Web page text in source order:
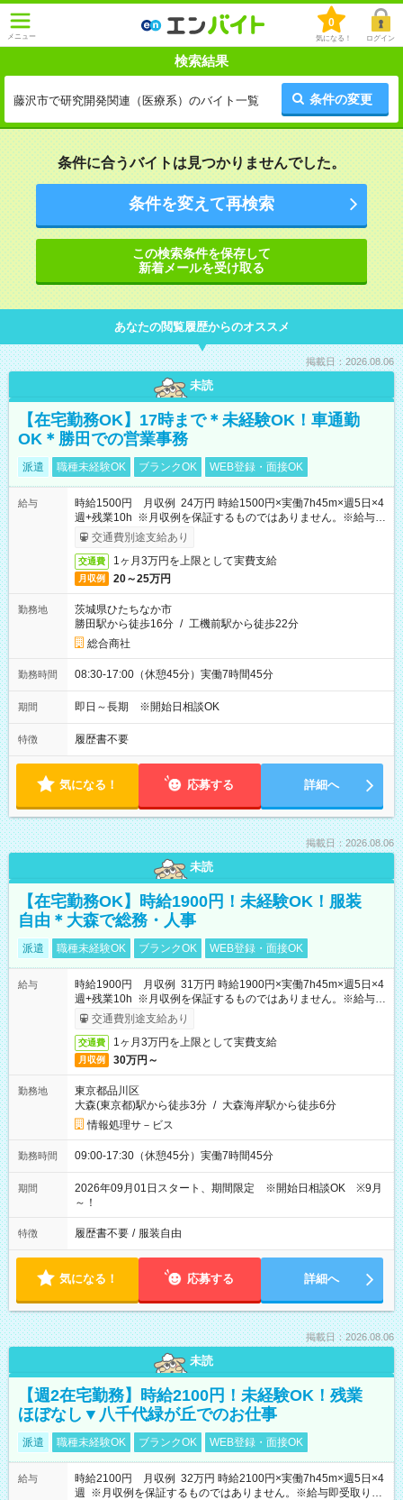
メニュー
0
気になる！ ログイン
検索結果
藤沢市で研究開発関連（医療系）のバイト一覧 条件の変更
条件に合うバイトは見つかりませんでした。
条件を変えて再検索
この検索条件を保存して
新着メールを受け取る
あなたの閲覧履歴からのオススメ
掲載日：2026.08.06
未読
【在宅勤務OK】17時まで＊未経験OK！車通勤
OK＊勝田での営業事務
派遣 職種未経験OK ブランクOK WEB登録・面接OK
給与
時給1500円 月収例 24万円 時給1500円×実働7h45m×週5日×4
週+残業10h ※月収例を保証するものではありません。※給与即
受取りサービス利用可（利用条件有）
交通費別途支給あり
交通費 1ヶ月3万円を上限として実費支給
月収例 20～25万円
勤務地
茨城県ひたちなか市
勝田駅から徒歩16分 / 工機前駅から徒歩22分
総合商社
勤務時間 08:30-17:00（休憩45分）実働7時間45分
期間 即日～長期 ※開始日相談OK
特徴 履歴書不要
気になる！ 応募する 詳細へ
掲載日：2026.08.06
未読
【在宅勤務OK】時給1900円！未経験OK！服装
自由＊大森で総務・人事
派遣 職種未経験OK ブランクOK WEB登録・面接OK
給与
時給1900円 月収例 31万円 時給1900円×実働7h45m×週5日×4
週+残業10h ※月収例を保証するものではありません。※給与即
受取りサービス利用可（利用条件有）
交通費別途支給あり
交通費 1ヶ月3万円を上限として実費支給
月収例 30万円～
勤務地
東京都品川区
大森(東京都)駅から徒歩3分 / 大森海岸駅から徒歩6分
情報処理サ－ビス
勤務時間 09:00-17:30（休憩45分）実働7時間45分
期間
2026年09月01日スタート、期間限定 ※開始日相談OK ※9月
～！
特徴 履歴書不要 / 服装自由
気になる！ 応募する 詳細へ
掲載日：2026.08.06
未読
【週2在宅勤務】時給2100円！未経験OK！残業
ほぼなし▼八千代緑が丘でのお仕事
派遣 職種未経験OK ブランクOK WEB登録・面接OK
給与
時給2100円 月収例 32万円 時給2100円×実働7h45m×週5日×4
週 ※月収例を保証するものではありません。※給与即受取りサ